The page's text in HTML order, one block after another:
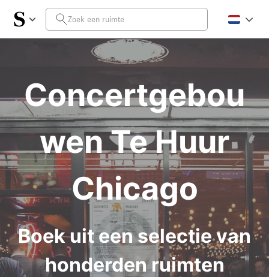
Concertgebou
wen Te Huur
Chicago
Boek uit een selectie van
honderden ruimten